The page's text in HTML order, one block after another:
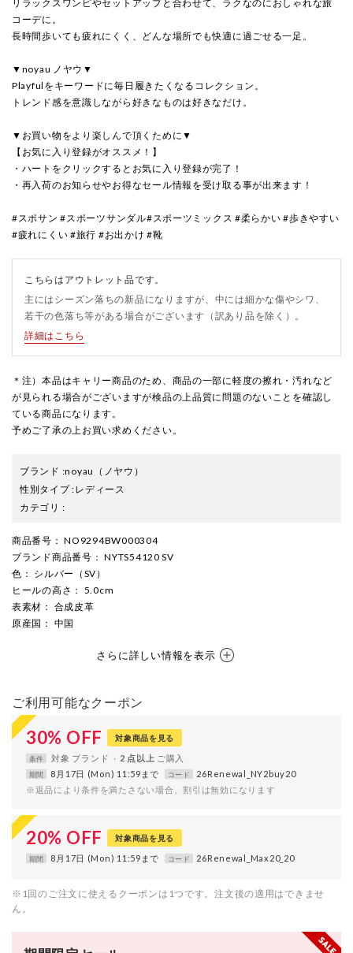
リラックスワンピやセットアップと合わせて、ラクなのにおしゃれな旅
コーデに。
長時間歩いても疲れにくく、どんな場所でも快適に過ごせる一足。
▼noyau ノヤウ▼
Playfulをキーワードに毎日履きたくなるコレクション。
トレンド感を意識しながら好きなものは好きなだけ。
▼お買い物をより楽しんで頂くために▼
【お気に入り登録がオススメ！】
・ハートをクリックするとお気に入り登録が完了！
・再入荷のお知らせやお得なセール情報を受け取る事が出来ます！
#スポサン #スポーツサンダル#スポーツミックス #柔らかい #歩きやすい
#疲れにくい #旅行 #お出かけ #靴
こちらはアウトレット品です。
主にはシーズン落ちの新品になりますが、中には細かな傷やシワ、
若干の色落ち等がある場合がございます（訳あり品を除く）。
詳細はこちら
＊注）本品はキャリー商品のため、商品の一部に軽度の擦れ・汚れなど
が見られる場合がございますが検品の上品質に問題のないことを確認し
ている商品になります。
予めご了承の上お買い求めください。
ブランド :noyau （ノヤウ）
性別タイプ:レディース
カテゴリ :
商品番号 ： NO9294BW000304
ブランド商品番号 ： NYTS54120 SV
色 ： シルバー（SV）
ヒールの高さ ： 5.0cm
表素材 ： 合成皮革
原産国 ： 中国
さらに詳しい情報を表示
ご利用可能なクーポン
30% OFF 対象商品を見る
条件 対象 ブランド 2 点以上
期間 8月17日 (Mon) 11:59まで コード
26Renewal_NY2buy20
※返品により条件を満たさない場合、割引は無効になります
20% OFF 対象商品を見る
期間 8月17日 (Mon) 11:59まで コード 26Renewal_Max20_20
※1回のご注文に使えるクーポンは1つです。注文後の適用はできませ
ん。